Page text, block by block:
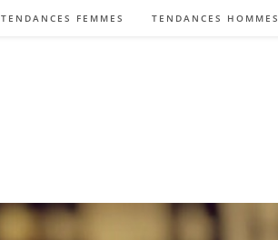
TENDANCES FEMMES TENDANCES HOMMES